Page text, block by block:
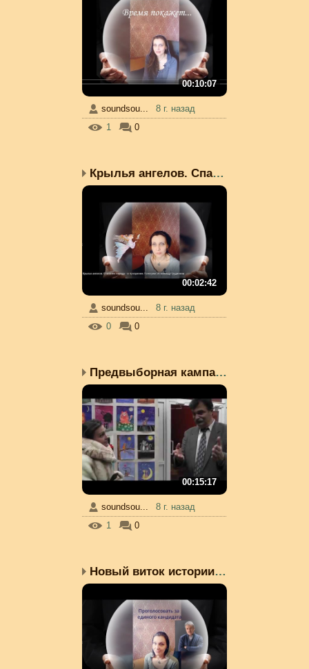
00:10:07
soundsou...
8 г. назад
1
0
Крылья ангелов. Спасени...
00:02:42
soundsou...
8 г. назад
0
0
Предвыборная кампания П...
00:15:17
soundsou...
8 г. назад
1
0
Новый виток истории. Оп...